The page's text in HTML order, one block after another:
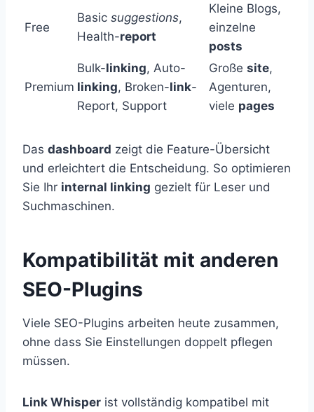
Free
Basic suggestions,
Health-report
Kleine Blogs,
einzelne
posts
Premium
Bulk-linking, Auto-
linking, Broken-link-
Report, Support
Große site,
Agenturen,
viele pages
Das dashboard zeigt die Feature-Übersicht
und erleichtert die Entscheidung. So optimieren
Sie Ihr internal linking gezielt für Leser und
Suchmaschinen.
Kompatibilität mit anderen
SEO-Plugins
Viele SEO-Plugins arbeiten heute zusammen,
ohne dass Sie Einstellungen doppelt pflegen
müssen.
Link Whisper ist vollständig kompatibel mit